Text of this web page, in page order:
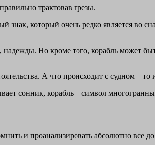
трактовав грезы.
который очень редко является во
Но кроме того, корабль может
А что происходит с судном – то
сонник, корабль – символ
и проанализировать абсолютно все